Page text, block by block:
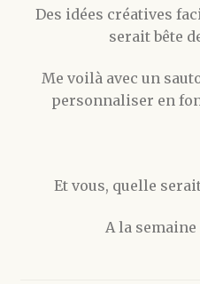
Des idées créatives
serait bête
Me voilà avec un
personnaliser en
Et vous, quelle
A la